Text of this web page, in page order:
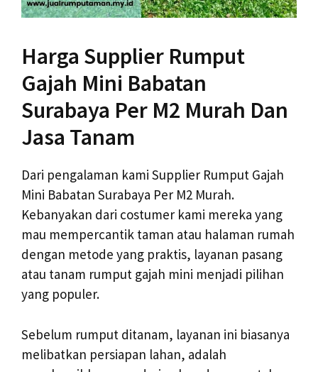
Harga Supplier Rumput
Gajah Mini Babatan
Surabaya Per M2 Murah Dan
Jasa Tanam
Dari pengalaman kami Supplier Rumput Gajah
Mini Babatan Surabaya Per M2 Murah.
Kebanyakan dari costumer kami mereka yang
mau mempercantik taman atau halaman rumah
dengan metode yang praktis, layanan pasang
atau tanam rumput gajah mini menjadi pilihan
yang populer.
Sebelum rumput ditanam, layanan ini biasanya
melibatkan persiapan lahan, adalah